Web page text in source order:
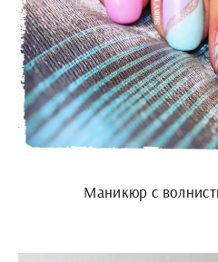
Маникюр с